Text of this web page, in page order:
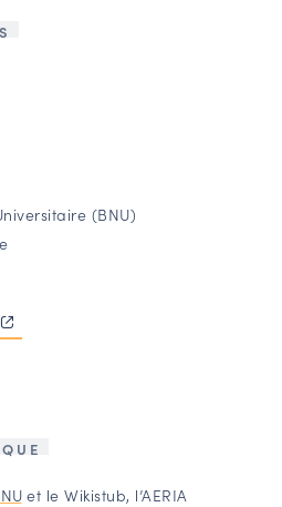
(BNU)
et le Wikistub, l’AERIA